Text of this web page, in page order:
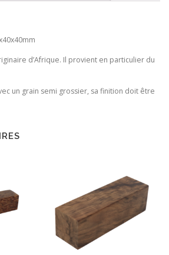
d’Afrique. Il provient en particulier du
un grain semi grossier, sa finition doit être